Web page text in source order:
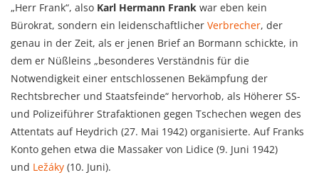
„Herr Frank“, also Karl Hermann Frank war eben kein
Bürokrat, sondern ein leidenschaftlicher Verbrecher, der
genau in der Zeit, als er jenen Brief an Bormann schickte, in
dem er Nüßleins „besonderes Verständnis für die
Notwendigkeit einer entschlossenen Bekämpfung der
Rechtsbrecher und Staatsfeinde“ hervorhob, als Höherer SS-
und Polizeiführer Strafaktionen gegen Tschechen wegen des
Attentats auf Heydrich (27. Mai 1942) organisierte. Auf Franks
Konto gehen etwa die Massaker von Lidice (9. Juni 1942)
und Ležáky (10. Juni).